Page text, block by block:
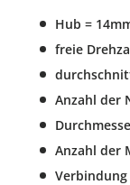
Hub =
freie
Anzahl der
Anzahl der
Verbindung